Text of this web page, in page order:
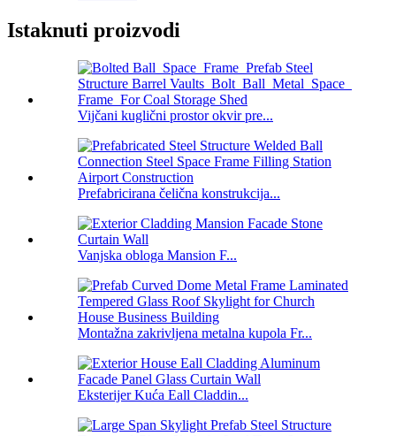
Istaknuti proizvodi
Vijčani kuglični prostor okvir pre...
Prefabricirana čelična konstrukcija...
Vanjska obloga Mansion F...
Montažna zakrivljena metalna kupola Fr...
Eksterijer Kuća Eall Claddin...